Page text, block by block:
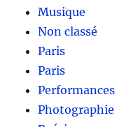
Musique
Non classé
Paris
Paris
Performances
Photographie